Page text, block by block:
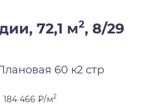
72,1 м2, 8/29
60 к2 стр
184 466 ₽/м2